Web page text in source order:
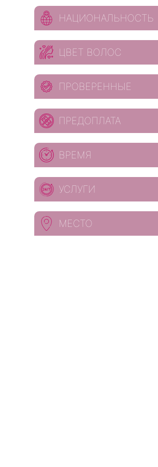
НАЦИОНАЛЬНОСТЬ
ЦВЕТ ВОЛОС
ПРОВЕРЕННЫЕ
ПРЕДОПЛАТА
ВРЕМЯ
УСЛУГИ
МЕСТО